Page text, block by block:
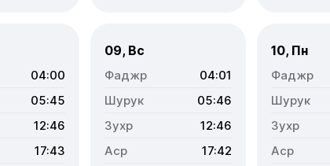
04:00
05:45
12:46
17:43
09, Вс
04:01
05:46
12:46
17:42
10, Пн